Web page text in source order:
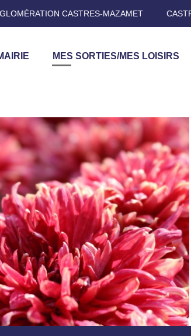
CASTRES-MAZAMET
MES SORTIES/MES LOISIRS